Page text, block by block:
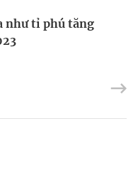
như tỉ phú tăng
Việt trên bản đồ
giao quyền
cho các